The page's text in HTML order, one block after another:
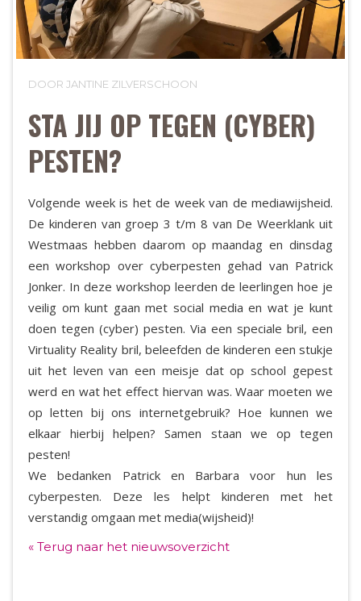
DOOR JANTINE ZILVERSCHOON
STA JIJ OP TEGEN (CYBER)
PESTEN?
Volgende week is het de week van de mediawijsheid.
De kinderen van groep 3 t/m 8 van De Weerklank uit
Westmaas hebben daarom op maandag en dinsdag
een workshop over cyberpesten gehad van Patrick
Jonker. In deze workshop leerden de leerlingen hoe je
veilig om kunt gaan met social media en wat je kunt
doen tegen (cyber) pesten. Via een speciale bril, een
Virtuality Reality bril, beleefden de kinderen een stukje
uit het leven van een meisje dat op school gepest
werd en wat het effect hiervan was. Waar moeten we
op letten bij ons internetgebruik? Hoe kunnen we
elkaar hierbij helpen? Samen staan we op tegen
pesten!
We bedanken Patrick en Barbara voor hun les
cyberpesten. Deze les helpt kinderen met het
verstandig omgaan met media(wijsheid)!
« Terug naar het nieuwsoverzicht